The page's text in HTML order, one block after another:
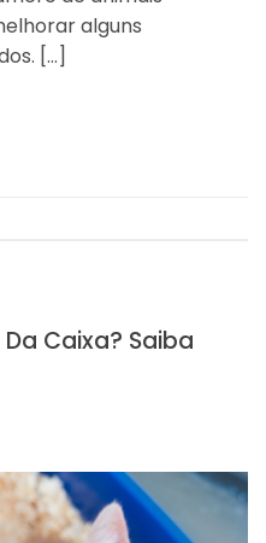
alguns
[…]
Caixa? Saiba